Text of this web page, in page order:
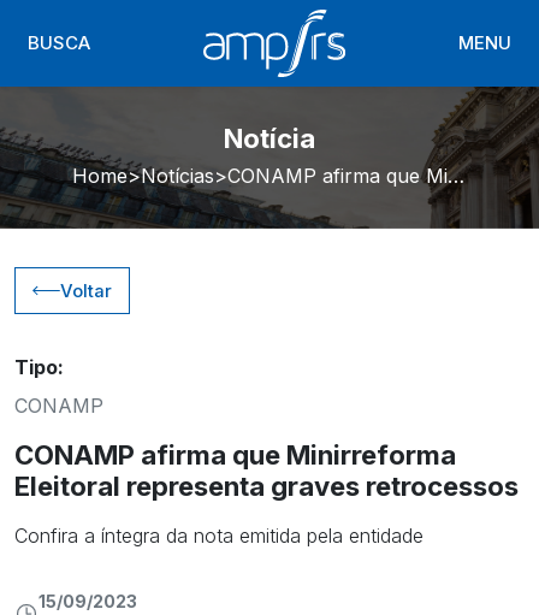
BUSCA MENU
Notícia
Home Notícias CONAMP afirma que Minirreforma Eleitoral representa graves retrocessos
Voltar
Tipo:
CONAMP
CONAMP afirma que Minirreforma
Eleitoral representa graves retrocessos
Confira a íntegra da nota emitida pela entidade
15/09/2023